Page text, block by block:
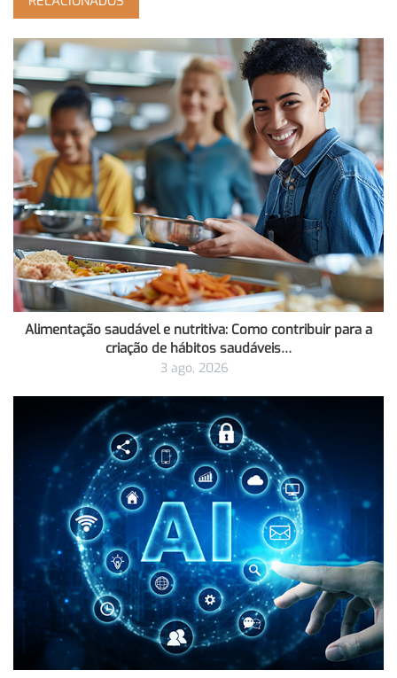
Alimentação saudável e nutritiva: Como contribuir para a
criação de hábitos saudáveis…
3 ago, 2026